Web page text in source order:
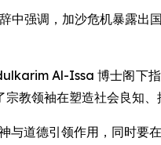
强调，加沙危机暴露出
Al-Issa 博士阁下指
教领袖在塑造社会良知、
道德引领作用，同时要